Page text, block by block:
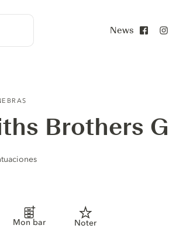
News
Brothers
Mon bar Noter